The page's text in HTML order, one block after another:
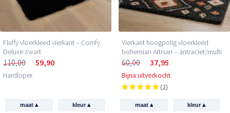
Fluffy vloerkleed vierkant – Comfy
Deluxe zwart
110,00 59,90
Hardloper
maat ▴ kleur▴
Vierkant hoogpolig vloerkleed
bohemian Artisan – antraciet/multi
60,00 37,95
Bijna uitverkocht
(2)
maat ▴ kleur▴